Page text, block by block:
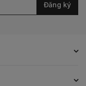
Đăng ký